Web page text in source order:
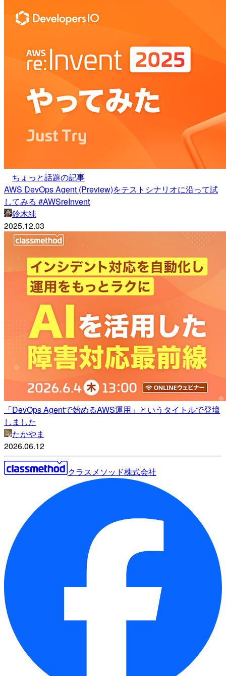
ちょっと話題の記事
AWS DevOps Agent (Preview)をテストシナリオに沿って試
してみる #AWSreInvent
鈴木純
2025.12.03
「DevOps Agentで始めるAWS運用」というタイトルで登壇
しました
たかやま
2026.06.12
クラスメソッド株式会社